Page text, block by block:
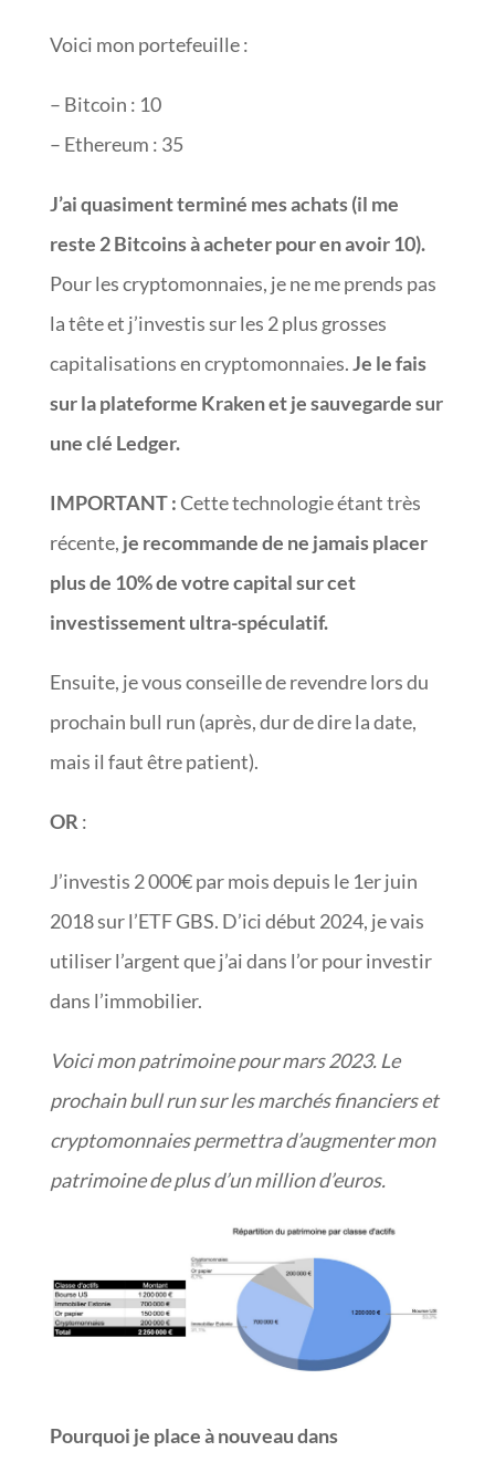
Voici mon portefeuille :
– Bitcoin : 10
– Ethereum : 35
J’ai quasiment terminé mes achats (il me
reste 2 Bitcoins à acheter pour en avoir 10).
Pour les cryptomonnaies, je ne me prends pas
la tête et j’investis sur les 2 plus grosses
capitalisations en cryptomonnaies.Je le fais
sur la plateforme Kraken et je sauvegarde sur
une clé Ledger.
IMPORTANT :Cette technologie étant très
récente, je recommande de ne jamais placer
plus de 10% de votre capital sur cet
investissement ultra-spéculatif.
Ensuite, je vous conseille de revendre lors du
prochain bull run (après, dur de dire la date,
mais il faut être patient).
OR :
J’investis 2 000€ par mois depuis le 1er juin
2018 sur l’ETF GBS. D’ici début 2024, je vais
utiliser l’argent que j’ai dans l’or pour investir
dans l’immobilier.
Voici mon patrimoine pour mars 2023. Le
prochain bull run sur les marchés financiers et
cryptomonnaies permettra d’augmenter mon
patrimoine de plus d’un million d’euros.
Pourquoi je place à nouveau dans